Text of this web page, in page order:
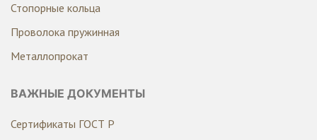
Стопорные кольца
Проволока пружинная
Металлопрокат
ВАЖНЫЕ ДОКУМЕНТЫ
Сертификаты ГОСТ Р